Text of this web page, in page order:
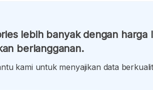
lebih banyak dengan harga
berlangganan.
kami untuk menyajikan data